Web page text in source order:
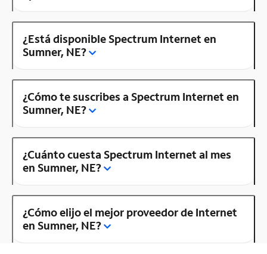
¿Está disponible Spectrum Internet en
Sumner, NE?
¿Cómo te suscribes a Spectrum Internet en
Sumner, NE?
¿Cuánto cuesta Spectrum Internet al mes
en Sumner, NE?
¿Cómo elijo el mejor proveedor de Internet
en Sumner, NE?